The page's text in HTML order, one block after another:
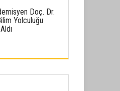
Nihayet 3
Doç. Dr.
Yolculuğu